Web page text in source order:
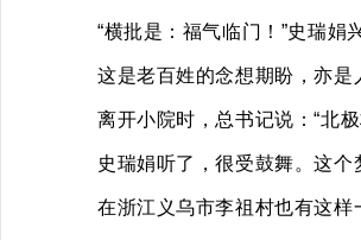
“横批是：福气临门！”史瑞娟
这是老百姓的念想期盼，亦是
离开小院时，总书记说：“北
史瑞娟听了，很受鼓舞。这
在浙江义乌市李祖村也有这